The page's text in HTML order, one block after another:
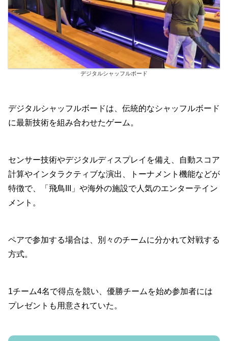
デジタルシャッフルボード
デジタルシャッフルボードは、伝統的なシャッフルボード
に最新技術を組み合わせたゲーム。
センサー技術やデジタルディスプレイを備え、自動スコア
計算やインタラクティブな演出、トーナメント機能などが
特徴で、「飛鳥III」や海外の施設で人気のエンターテイン
メント。
ペアで参加する場合は、別々のチームに分かれて対戦する
方式。
1チーム4名で得点を競い、優勝チームを始め参加者には
プレゼントも用意されていた。